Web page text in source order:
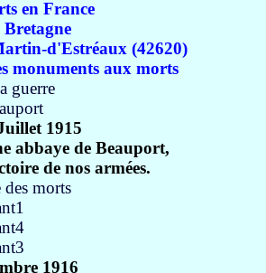
en France
Bretagne
d'Estréaux (42620)
monuments aux morts
1915
abbaye de Beauport,
de nos armées.
1916